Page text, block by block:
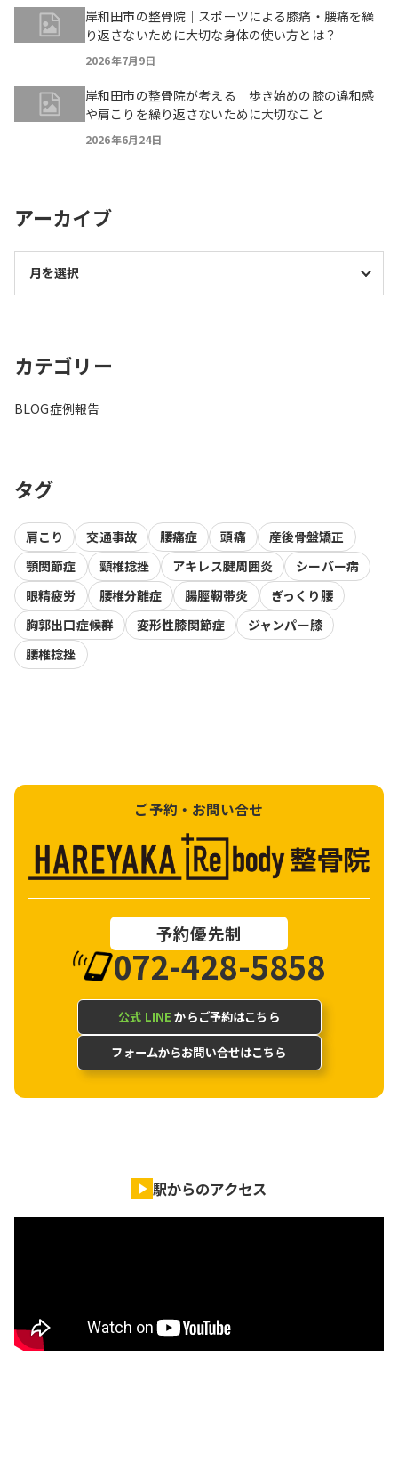
岸和田市の整骨院｜スポーツによる膝痛・腰痛を繰
り返さないために大切な身体の使い方とは？
2026年7月9日
岸和田市の整骨院が考える｜歩き始めの膝の違和感
や肩こりを繰り返さないために大切なこと
2026年6月24日
アーカイブ
カテゴリー
BLOG症例報告
タグ
肩こり 交通事故 腰痛症 頭痛
産後骨盤矯正
顎関節症
頸椎捻挫 アキレス腱周囲炎
シーバー病
眼精疲労
腰椎分離症 腸脛靭帯炎
ぎっくり腰
胸郭出口症候群
変形性膝関節症
ジャンパー膝
腰椎捻挫
ご予約・お問い合せ
予約優先制
072-428-5858
公式 LINE からご予約はこちら
フォームからお問い合せはこちら
駅からのアクセス